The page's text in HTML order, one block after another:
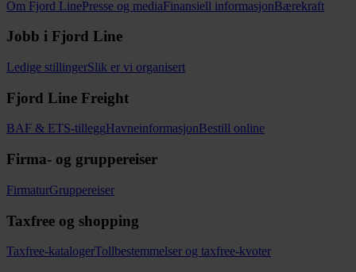
Om Fjord LinePresse og mediaFinansiell informasjonBærekraft
Jobb i Fjord Line
Ledige stillingerSlik er vi organisert
Fjord Line Freight
BAF & ETS-tilleggHavneinformasjonBestill online
Firma- og gruppereiser
FirmaturGruppereiser
Taxfree og shopping
Taxfree-katalogerTollbestemmelser og taxfree-kvoter